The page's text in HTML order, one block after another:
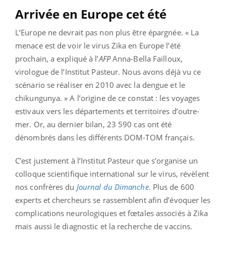
Arrivée en Europe cet été
L’Europe ne devrait pas non plus être épargnée. « La
menace est de voir le virus Zika en Europe l’été
prochain, a expliqué à l’AFPAnna-Bella Failloux,
virologue de l’Institut Pasteur. Nous avons déjà vu ce
scénario se réaliser en 2010 avec la dengue et le
chikungunya. » A l’origine de ce constat : les voyages
estivaux vers les départements et territoires d’outre-
mer. Or, au dernier bilan, 23 590 cas ont été
dénombrés dans les différents DOM-TOM français.
C’est justement à l’Institut Pasteur que s’organise un
colloque scientifique international sur le virus, révèlent
nos confrères du Journal du Dimanche. Plus de 600
experts et chercheurs se rassemblent afin d’évoquer les
complications neurologiques et fœtales associés à Zika
mais aussi le diagnostic et la recherche de vaccins.